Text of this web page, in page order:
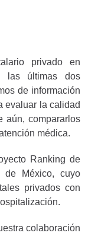
privado en
las últimas dos
de información
evaluar la calidad
aún, compararlos
médica.
Ranking de
de México, cuyo
privados con
colaboración